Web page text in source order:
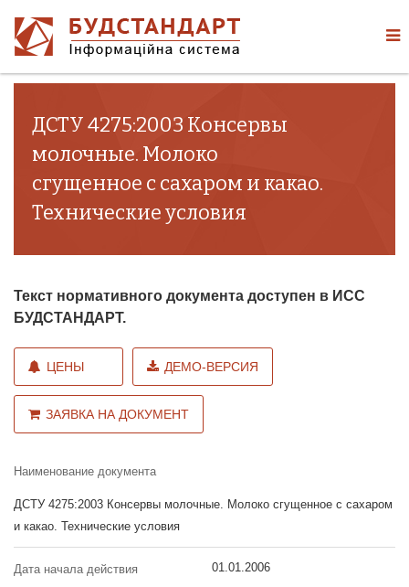
ДСТУ 4275:2003 Консервы
молочные. Молоко
сгущенное с сахаром и какао.
Технические условия
Текст нормативного документа доступен в ИСС
БУДСТАНДАРТ.
ЦЕНЫ ДЕМО-ВЕРСИЯ
ЗАЯВКА НА ДОКУМЕНТ
Наименование документа
ДСТУ 4275:2003 Консервы молочные. Молоко сгущенное с сахаром
и какао. Технические условия
Дата начала действия 01.01.2006